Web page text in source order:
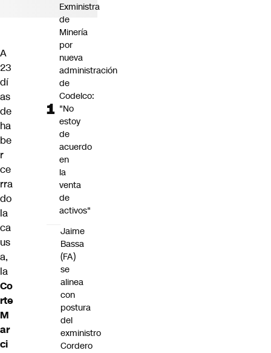
A
23
dí
as
de
ha
be
r
ce
rra
do
la
ca
us
a,
la
Co
rte
M
ar
ci
Exministra
de
Minería
por
nueva
administración
de
Codelco:
"No
estoy
de
acuerdo
en
la
venta
de
activos"
Jaime
Bassa
(FA)
se
alinea
con
postura
del
exministro
Cordero